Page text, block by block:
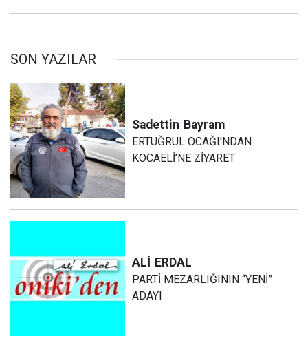
SON YAZILAR
Sadettin Bayram
ERTUĞRUL OCAĞI'NDAN
KOCAELİ’NE ZİYARET
ALİ ERDAL
PARTİ MEZARLIĞININ “YENİ”
ADAYI